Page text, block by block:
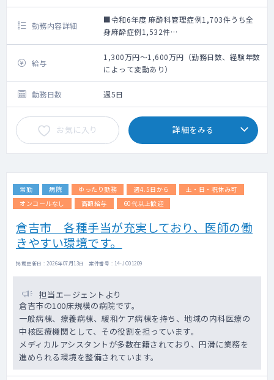
勤務内容詳細
■令和6年度 麻酔科管理症例1,703件うち全
身麻酔症例1,532件
■救急車受け入れ体制 令和6年1月～12月
2,701件
給与
1,300万円～1,600万円（勤務日数、経験年数
によって変動あり）
勤務日数 週5日
お気に入り 詳細をみる
常勤 病院 ゆったり勤務 週4.5日から
土・日・祝休み可
オンコールなし
高額給与 60代以上歓迎
倉吉市 各種手当が充実しており、医師の働
きやすい環境です。
掲載更新日 : 2026年07月13日 案件番号 : 14-JC01209
担当エージェントより
倉吉市の100床規模の病院です。
一般病棟、療養病棟、緩和ケア病棟を持ち、地域の内科医療の
中核医療機関として、その役割を担っています。
メディカルアシスタントが多数在籍されており、円滑に業務を
進められる環境を整備されています。